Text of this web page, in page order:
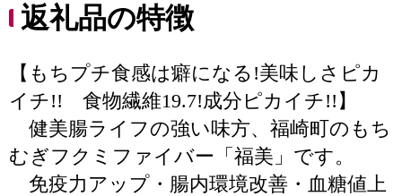
返礼品の特徴
【もちプチ食感は癖になる!美味しさピカ
イチ!! 食物繊維19.7!成分ピカイチ!!】
健美腸ライフの強い味方、福崎町のもち
むぎフクミファイバー「福美」です。
免疫力アップ・腸内環境改善・血糖値上